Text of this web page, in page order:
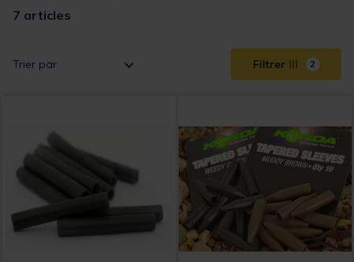
7 articles
Trier par Filtrer 2